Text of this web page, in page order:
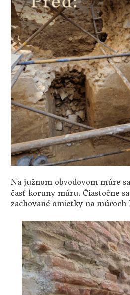
Na južnom obvodovom múre
časť koruny múru. Čiastočne
zachované omietky na múroch